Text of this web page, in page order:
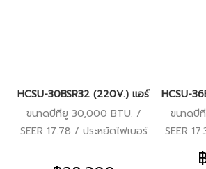
HCSU-30BSR32 (220V.) แอร์ไฮเออร์
ขนาดบีทียู 30,000 BTU. /
SEER 17.78 / ประหยัดไฟเบอร์
ประกันคอมเพรสเซอร์ 5 ปี
HCSU-
ขนาดบี
SEER
5 / ม
ประกั